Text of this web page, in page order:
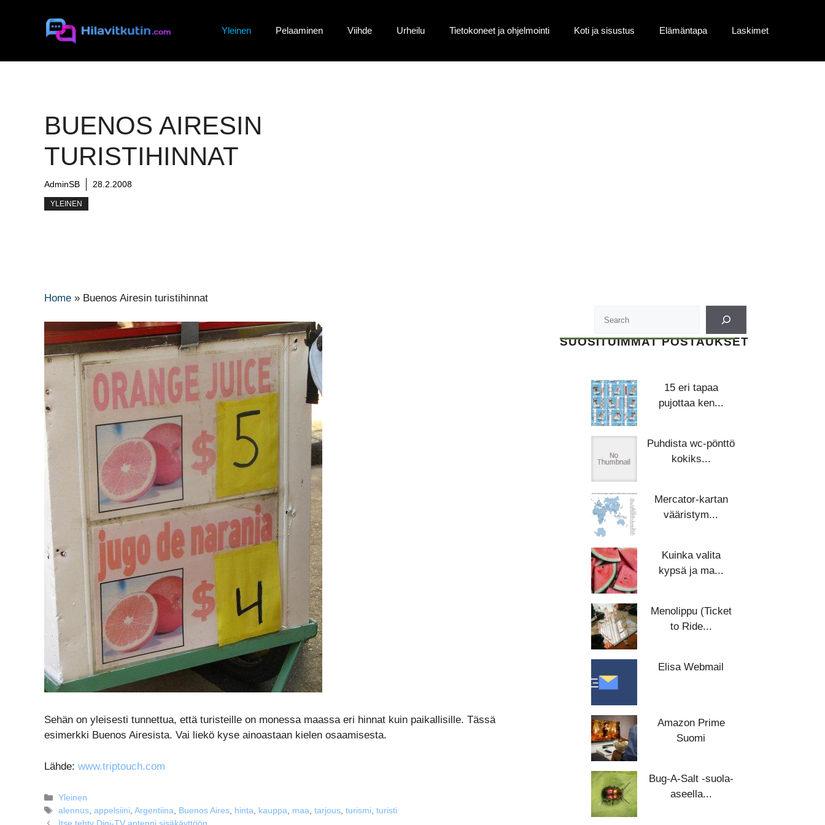
Yleinen Pelaaminen Viihde Urheilu Tietokoneet ja ohjelmointi Koti ja sisustus Elämäntapa Laskimet
BUENOS AIRESIN
TURISTIHINNAT
AdminSB 28.2.2008
YLEINEN
Home » Buenos Airesin turistihinnat
Sehän on yleisesti tunnettua, että turisteille on monessa maassa eri hinnat kuin paikallisille. Tässä
esimerkki Buenos Airesista. Vai liekö kyse ainoastaan kielen osaamisesta.
Lähde: www.triptouch.com
Kategoriat
Yleinen
Avainsanat
alennus,appelsiini,Argentiina, Buenos Aires, hinta, kauppa, maa,tarjous,turismi,turisti
SUOSITUIMMAT POSTAUKSET
15 eri tapaa
pujottaa ken...
Puhdista wc-pönttö
kokiks...
Mercator-kartan
vääristym...
Kuinka valita
kypsä ja ma...
Menolippu (Ticket
to Ride...
Elisa Webmail
Amazon Prime
Suomi
Bug-A-Salt -suola-
aseella...